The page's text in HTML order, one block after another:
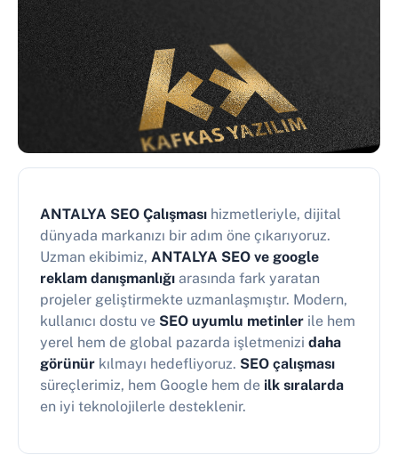
ANTALYA SEO Çalışması hizmetleriyle, dijital
dünyada markanızı bir adım öne çıkarıyoruz.
Uzman ekibimiz, ANTALYA SEO ve google
reklam danışmanlığı arasında fark yaratan
projeler geliştirmekte uzmanlaşmıştır. Modern,
kullanıcı dostu ve SEO uyumlu metinler ile hem
yerel hem de global pazarda işletmenizi daha
görünür kılmayı hedefliyoruz. SEO çalışması
süreçlerimiz, hem Google hem de ilk sıralarda
en iyi teknolojilerle desteklenir.